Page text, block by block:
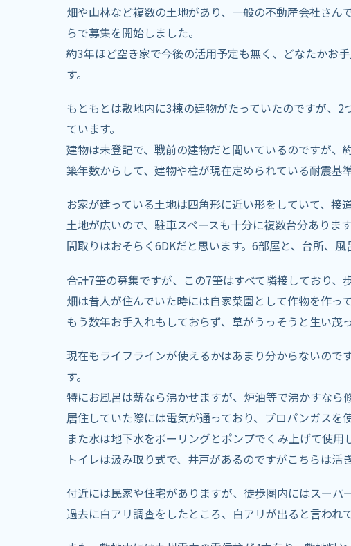
畑や山林など複数の土地があり、一般の不動産会社さ
らで募集を開始しました。
約3年ほど空き家で今後の活用予定も無く、どなたかお
す。
もともとは敷地内に3棟の建物がたっていたのですが、
ています。
建物は未登記で、戦前の建物だと聞いているのですが、
築年数からして、建物や柱が現在定められている耐震基
お家が建っている土地は四角形に近い形をしていて、接道
土地が広いので、駐車スペースも十分に複数台分あります
間取りはおそらく6DKだと思います。6部屋と、台所、風
合計7筆の募集ですが、この7筆はすべて隣接しており、
畑は昔人が住んでいた時には自家菜園として作物を作っ
もう数年お手入れもしておらず、草がうっそうと生い茂っ
現在もライフラインが使えるかはあまり分からないの
す。
特にお風呂は薪なら沸かせますが、炉油等で沸かすなら
居住していた際には電気が通っており、プロパンガスを
また水は地下水をボーリングとポンプでくみ上げて使用
トイレは汲み取り式で、井戸があるのですがこちらは活
付近には民家や住宅がありますが、徒歩圏内にはスーパ
過去に白アリ調査をしたところ、白アリが出ると言われ